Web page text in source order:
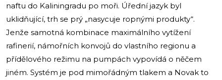
naftu do Kaliningradu po moři. Úřední jazyk byl
uklidňující, trh se prý „nasycuje ropnými produkty“.
Jenže samotná kombinace maximálního vytížení
rafinerií, námořních konvojů do vlastního regionu a
přídělového režimu na pumpách vypovídá o něčem
jiném. Systém je pod mimořádným tlakem a Novak to